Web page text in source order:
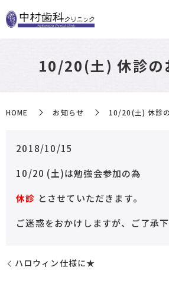
10/20(土) 休診の
HOME お知らせ 10/20(土) 休診
2018/10/15
10/20 (土)は勉強会参加の為
休診 とさせていただきます。
ご迷惑をおかけしますが、ご了承下
ハロウィン仕様に★